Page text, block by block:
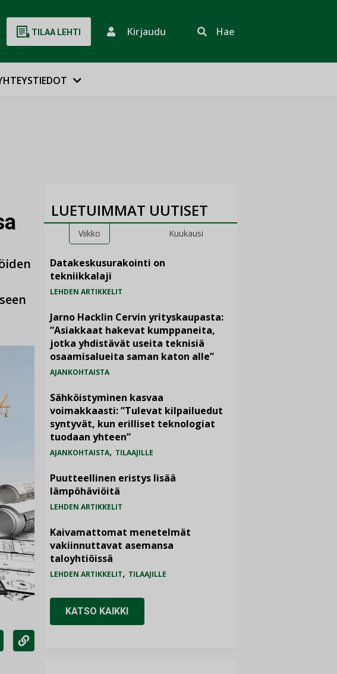
TILAA LEHTI Kirjaudu Hae
LUETUIMMAT UUTISET
Viikko Kuukausi
Datakeskusurakointi on
tekniikkalaji
LEHDEN ARTIKKELIT
Jarno Hacklin Cervin yrityskaupasta:
”Asiakkaat hakevat kumppaneita,
jotka yhdistävät useita teknisiä
osaamisalueita saman katon alle”
AJANKOHTAISTA
Sähköistyminen kasvaa
voimakkaasti: ”Tulevat kilpailuedut
syntyvät, kun erilliset teknologiat
tuodaan yhteen”
AJANKOHTAISTA, TILAAJILLE
Puutteellinen eristys lisää
lämpöhäviöitä
LEHDEN ARTIKKELIT
Kaivamattomat menetelmät
vakiinnuttavat asemansa
taloyhtiöissä
LEHDEN ARTIKKELIT, TILAAJILLE
KATSO KAIKKI